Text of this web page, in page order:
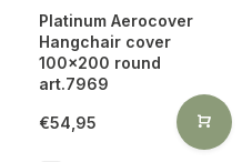
Platinum Aerocover
Hangchair cover
100x200 round
art.7969
€54,95